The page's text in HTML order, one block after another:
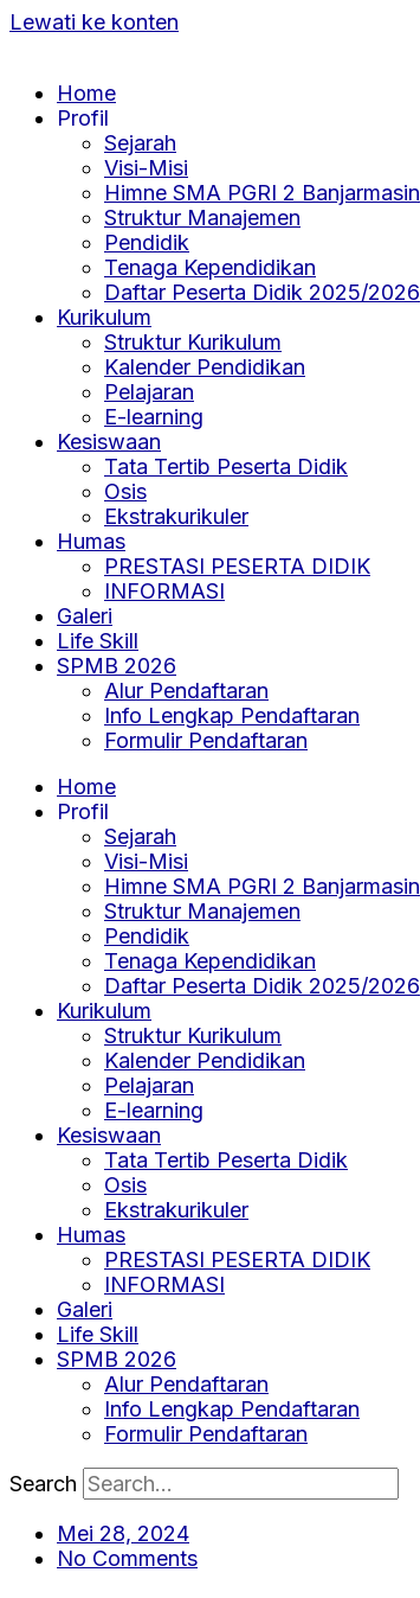
Lewati ke konten
Home
Profil
Sejarah
Visi-Misi
Himne SMA PGRI 2 Banjarmasin
Struktur Manajemen
Pendidik
Tenaga Kependidikan
Daftar Peserta Didik 2025/2026
Kurikulum
Struktur Kurikulum
Kalender Pendidikan
Pelajaran
E-learning
Kesiswaan
Tata Tertib Peserta Didik
Osis
Ekstrakurikuler
Humas
PRESTASI PESERTA DIDIK
INFORMASI
Galeri
Life Skill
SPMB 2026
Alur Pendaftaran
Info Lengkap Pendaftaran
Formulir Pendaftaran
Home
Profil
Sejarah
Visi-Misi
Himne SMA PGRI 2 Banjarmasin
Struktur Manajemen
Pendidik
Tenaga Kependidikan
Daftar Peserta Didik 2025/2026
Kurikulum
Struktur Kurikulum
Kalender Pendidikan
Pelajaran
E-learning
Kesiswaan
Tata Tertib Peserta Didik
Osis
Ekstrakurikuler
Humas
PRESTASI PESERTA DIDIK
INFORMASI
Galeri
Life Skill
SPMB 2026
Alur Pendaftaran
Info Lengkap Pendaftaran
Formulir Pendaftaran
Search
Mei 28, 2024
No Comments